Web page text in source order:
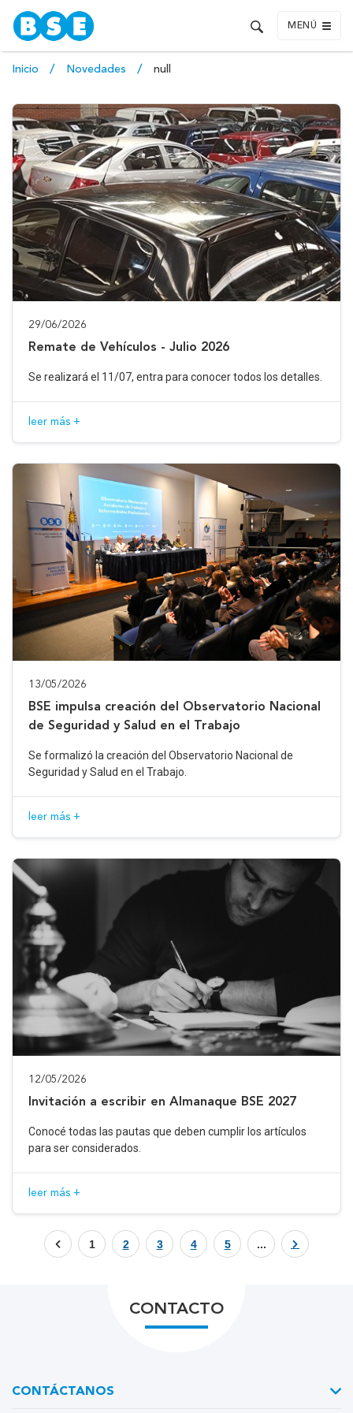
MENÚ
Inicio Novedades null
29/06/2026
Remate de Vehículos - Julio 2026
Se realizará el 11/07, entra para conocer todos los detalles.
leer más +
13/05/2026
BSE impulsa creación del Observatorio Nacional
de Seguridad y Salud en el Trabajo
Se formalizó la creación del Observatorio Nacional de
Seguridad y Salud en el Trabajo.
leer más +
12/05/2026
Invitación a escribir en Almanaque BSE 2027
Conocé todas las pautas que deben cumplir los artículos
para ser considerados.
leer más +
1 2 3 4 5 ...
CONTACTO
CONTÁCTANOS